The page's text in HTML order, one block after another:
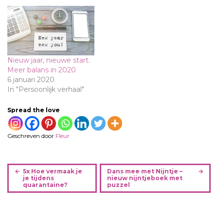
Nieuw jaar, nieuwe start.
Meer balans in 2020
6 januari 2020
In "Persoonlijk verhaal"
Spread the love
Geschreven door Fleur
B
r
5x Hoe vermaak je
je tijdens
quarantaine?
Dans mee met Nijntje –
nieuw nijntjeboek met
puzzel